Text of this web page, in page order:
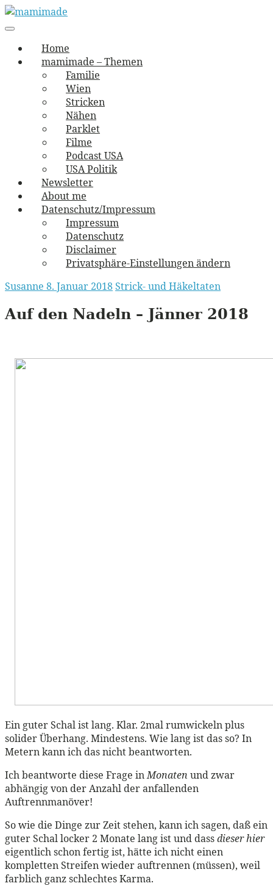
Skip
to
mamimade
vernäht und zugetextet
navigation
Menu
Home
mamimade – Themen
Familie
Wien
Stricken
Nähen
Parklet
Filme
Podcast USA
USA Politik
Newsletter
About me
Datenschutz/Impressum
Impressum
Datenschutz
Disclaimer
Privatsphäre-Einstellungen ändern
Susanne 8. Januar 2018Strick- und Häkeltaten
Auf den Nadeln – Jänner 2018
Ein guter Schal ist lang. Klar. 2mal rumwickeln plus
solider Überhang. Mindestens. Wie lang ist das so? In
Metern kann ich das nicht beantworten.
Ich beantworte diese Frage inMonaten und zwar
abhängig von der Anzahl der anfallenden
Auftrennmanöver!
So wie die Dinge zur Zeit stehen, kann ich sagen, daß ein
guter Schal locker 2 Monate lang ist und dassdieser hier
eigentlich schon fertig ist, hätte ich nicht einen
kompletten Streifen wieder auftrennen (müssen), weil
farblich ganz schlechtes Karma.